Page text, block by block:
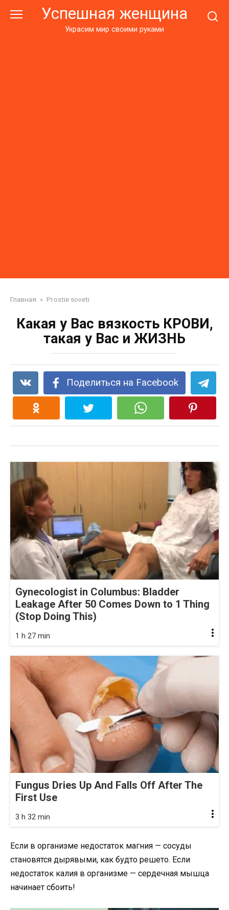
Успешная женщина
Украсим мир своими руками
Главная » Prostie soveti
Какая у Вас вязкость КРОВИ,
такая у Вас и ЖИЗНЬ
Поделиться на Facebook
Gynecologist in Columbus: Bladder
Leakage After 50 Comes Down to 1 Thing
(Stop Doing This)
1 h 27 min
Fungus Dries Up And Falls Off After The
First Use
3 h 32 min
Если в организме недостаток магния — сосуды
становятся дырявыми, как будто решето. Если
недостаток калия в организме — сердечная мышца
начинает сбоить!